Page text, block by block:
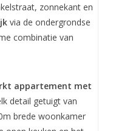
zonnekant en
via de ondergrondse
combinatie van
appartement met
detail getuigt van
brede woonkamer